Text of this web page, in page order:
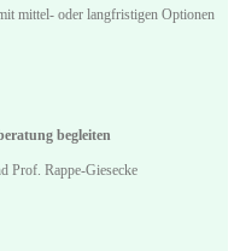
mittel- oder langfristigen Optionen
begleiten
Prof. Rappe-Giesecke